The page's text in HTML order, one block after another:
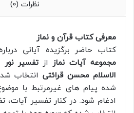
نظرات (0)
معرفی کتاب قرآن و نماز
کتاب حاضر برگزیده آیاتی
مجموعه آیات نماز
از تفسیر
الاسلام محسن قرائتیانتخاب
شده پیام های غیرمرتبط با
ادغام شود. در کنار تفسیر آیات،